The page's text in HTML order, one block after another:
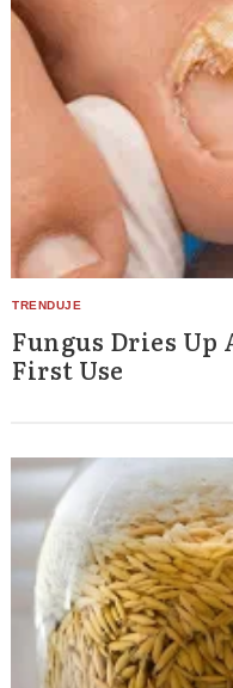
Fungus Dries
First Use